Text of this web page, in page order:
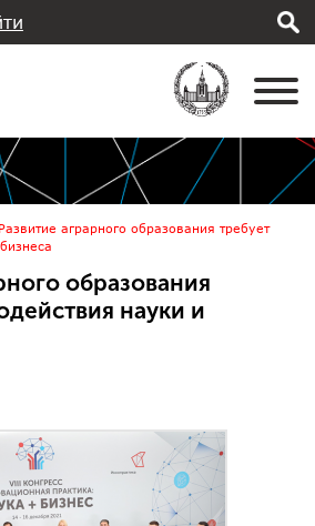
Развитие аграрного образования требует
образования
науки и